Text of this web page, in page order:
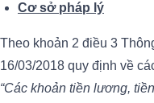
Cơ sở pháp lý
Theo khoản 2 điều 3
16/03/2018 quy định về
“Các khoản tiền lương,